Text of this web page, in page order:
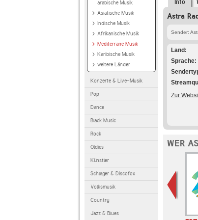
arabische Musik
Asiatische Musik
Indische Musik
Afrikanische Musik
Mediterrane Musik
Karibische Musik
weitere Länder
Konzerte & Live-Musik
Pop
Dance
Black Music
Rock
Oldies
Künstler
Schlager & Discofox
Volksmusik
Country
Jazz & Blues
Info
Astra
Sender:
Land
Sprache
Zur
WER